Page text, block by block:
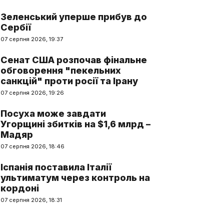
Зеленський уперше прибув до
Сербії
07 серпня 2026, 19:37
Сенат США розпочав фінальне
обговорення "пекельних
санкцій" проти росії та Ірану
07 серпня 2026, 19:26
Посуха може завдати
Угорщині збитків на $1,6 млрд –
Мадяр
07 серпня 2026, 18:46
Іспанія поставила Італії
ультиматум через контроль на
кордоні
07 серпня 2026, 18:31